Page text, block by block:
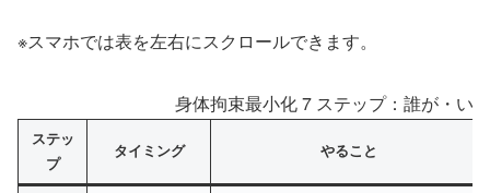
※スマホでは表を左右にスクロールできます。
身体拘束最小化 7 ステップ：誰が・い
ステッ
プ
タイミング やること